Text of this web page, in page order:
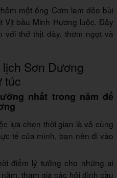
một ống Cơm lam dẻo bùi
Vịt bầu Minh Hương luộc. Đây
với thớ thịt dày, thơm ngọt và
Sơn Dương
túc
nhất trong năm để
lựa chọn thời gian là vô cùng
tế của mình, bạn nên đi vào
điểm lý tưởng cho những ai
tham gia các hội đình cầu